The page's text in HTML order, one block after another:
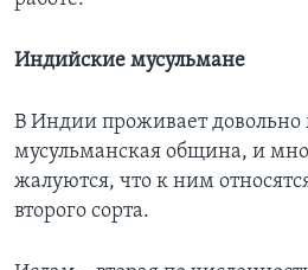
Индийские мусульмане
В Индии проживает довольно
мусульманская община, и
жалуются, что к ним
второго сорта.